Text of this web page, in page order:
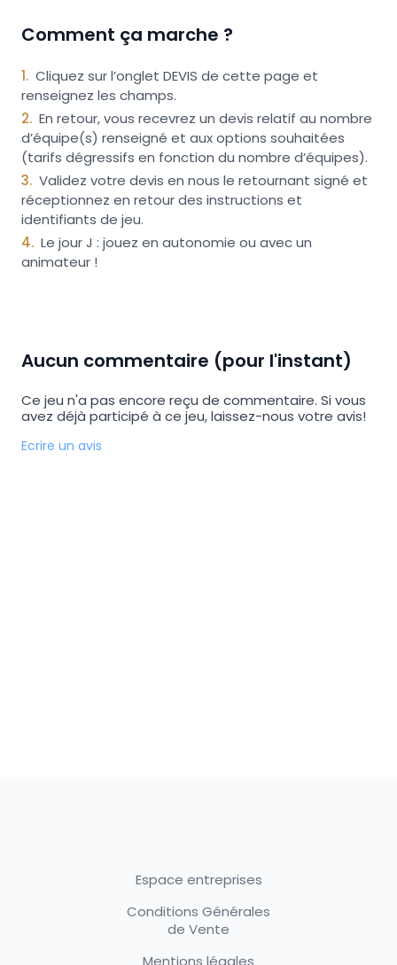
Comment ça marche ?
1. Cliquez sur l’onglet DEVIS de cette page et
renseignez les champs.
2. En retour, vous recevrez un devis relatif au nombre
d’équipe(s) renseigné et aux options souhaitées
(tarifs dégressifs en fonction du nombre d’équipes).
3. Validez votre devis en nous le retournant signé et
réceptionnez en retour des instructions et
identifiants de jeu.
4. Le jour J : jouez en autonomie ou avec un
animateur !
Aucun commentaire (pour l'instant)
Ce jeu n'a pas encore reçu de commentaire. Si vous
avez déjà participé à ce jeu, laissez-nous votre avis!
Ecrire un avis
Espace entreprises
Conditions Générales
de Vente
Mentions légales